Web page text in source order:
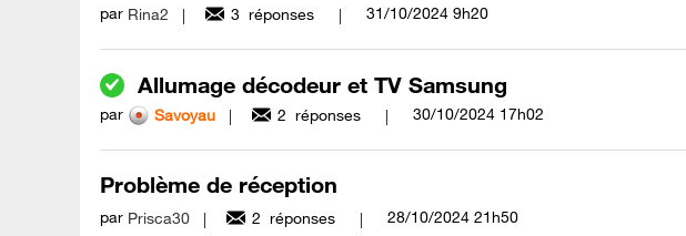
par Rina2 3 réponses ‎31/10/2024 9h20
Allumage décodeur et TV Samsung
par Savoyau 2 réponses ‎30/10/2024 17h02
Problème de réception
par Prisca30 2 réponses ‎28/10/2024 21h50